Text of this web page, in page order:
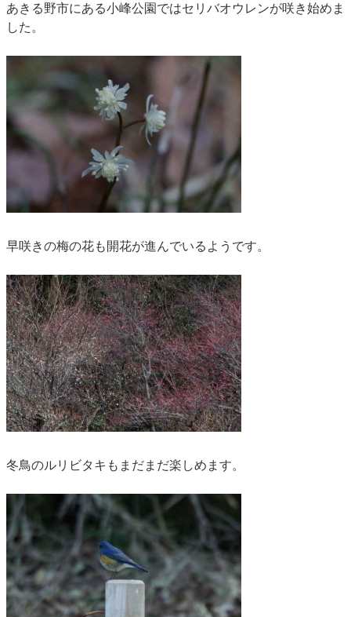
あきる野市にある小峰公園ではセリバオウレンが咲き始めま
した。
早咲きの梅の花も開花が進んでいるようです。
冬鳥のルリビタキもまだまだ楽しめます。